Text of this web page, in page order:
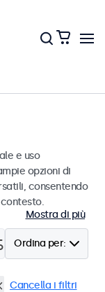
e uso
opzioni di
consentendo
Mostra di più
Ordina per:
Cancella i filtri